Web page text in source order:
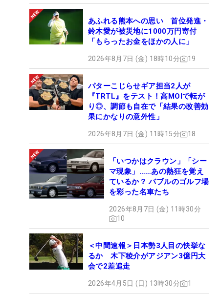
あふれる熊本への思い 首位発進・
鈴木愛が被災地に1000万円寄付
「もらったお金をほかの人に」
2026年8月7日 (金) 18時10分 19
パターこじらせギア担当2人が
『TRTL』をテスト！高MOIで転が
り◎、調節も自在で「結果の改善効
果にかなりの意外性」
2026年8月7日 (金) 11時15分 18
「いつかはクラウン」「シー
マ現象」……あの熱狂を覚え
ているか？ バブルのゴルフ場
を彩った名車たち
2026年8月7日 (金) 11時30分
10
＜中間速報＞日本勢3人目の快挙な
るか 木下稜介がアジアン3億円大
会で2差追走
2026年4月5日 (日) 13時30分 1